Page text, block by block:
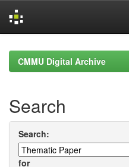
navigationCMMU Digital Archive
Search
Search:
for